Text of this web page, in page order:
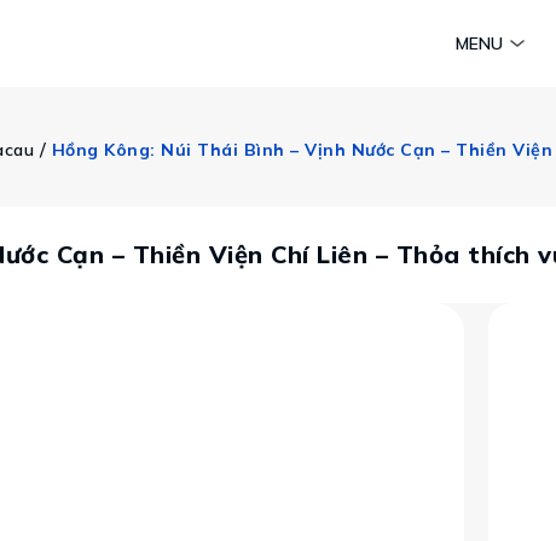
MENU
Hành trình Caravan
/
Cạn – Thiền Viện Chí Liên – Thỏa thích